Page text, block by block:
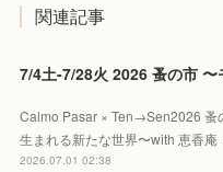
関連記事
Calmo Pasar × Ten→Sen2026 蚤
生まれる新たな世界〜with 恵香庵
2026.07.01 02:38